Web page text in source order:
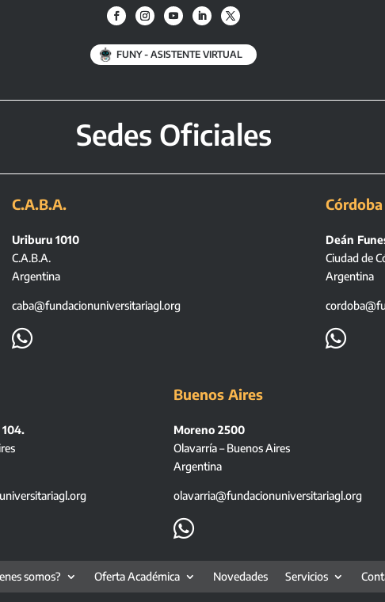
FUNY - ASISTENTE VIRTUAL
Sedes Oficiales
C.A.B.A.
Uriburu 1010
C.A.B.A.
Argentina
caba@fundacionuniversitariagl.org

Córdoba
Deán
Ciudad de
Argentina

104.
Buenos Aires
Moreno 2500
Olavarría – Buenos Aires
Argentina
olavarria@fundacionuniversitariagl.org

somos? Oferta Académica Novedades Servicios